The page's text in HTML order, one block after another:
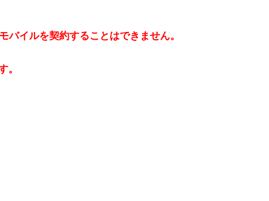
バイルを契約することはできません。
。